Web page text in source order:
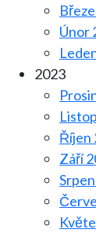
Únor
2023
Říjen
Září